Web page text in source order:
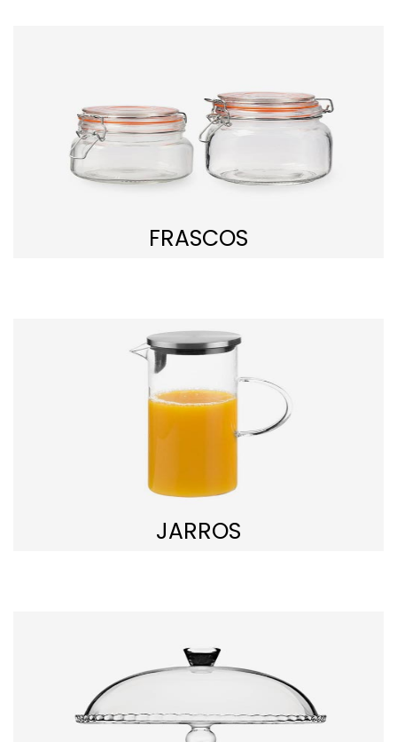
FRASCOS
JARROS